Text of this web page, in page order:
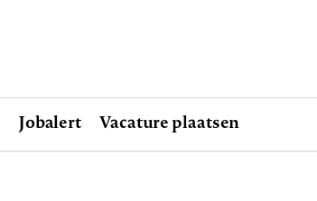
Jobalert Vacature plaatsen